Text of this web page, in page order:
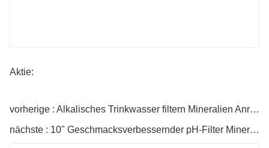
Aktie:
vorherige : Alkalisches Trinkwasser filtern Mineralien Anreicherung pH-Wert
nächste : 10" Geschmacksverbessernder pH-Filter Mineral-Alkalifilterpatrone